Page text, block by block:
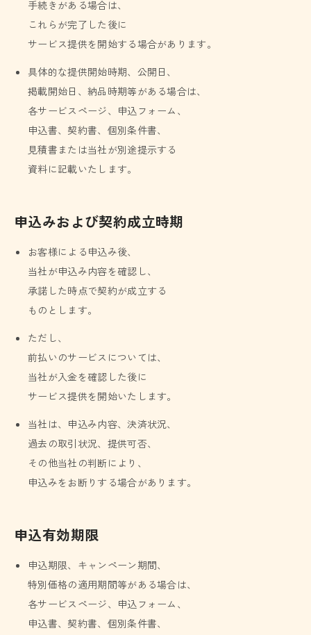
手続きがある場合は、
これらが完了した後に
サービス提供を開始する場合があります。
具体的な提供開始時期、公開日、
掲載開始日、納品時期等がある場合は、
各サービスページ、申込フォーム、
申込書、契約書、個別条件書、
見積書または当社が別途提示する
資料に記載いたします。
申込みおよび契約成立時期
お客様による申込み後、
当社が申込み内容を確認し、
承諾した時点で契約が成立する
ものとします。
ただし、
前払いのサービスについては、
当社が入金を確認した後に
サービス提供を開始いたします。
当社は、申込み内容、決済状況、
過去の取引状況、提供可否、
その他当社の判断により、
申込みをお断りする場合があります。
申込有効期限
申込期限、キャンペーン期間、
特別価格の適用期間等がある場合は、
各サービスページ、申込フォーム、
申込書、契約書、個別条件書、